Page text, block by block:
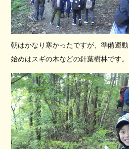
朝はかなり寒かったですが、準備運動
始めはスギの木などの針葉樹林です。